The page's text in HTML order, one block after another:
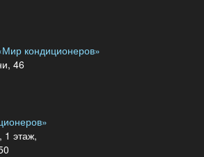
кондиционеров»
46
1 этаж,